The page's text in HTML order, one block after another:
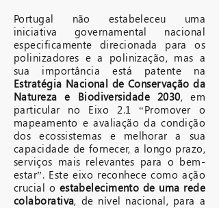
Portugal não estabeleceu uma
iniciativa governamental nacional
especificamente direcionada para os
polinizadores e a polinização, mas a
sua importância está patente na
Estratégia Nacional de Conservação da
Natureza e Biodiversidade 2030, em
particular no Eixo 2.1 “Promover o
mapeamento e avaliação da condição
dos ecossistemas e melhorar a sua
capacidade de fornecer, a longo prazo,
serviços mais relevantes para o bem-
estar”. Este eixo reconhece como ação
crucial o estabelecimento de uma rede
colaborativa, de nível nacional, para a